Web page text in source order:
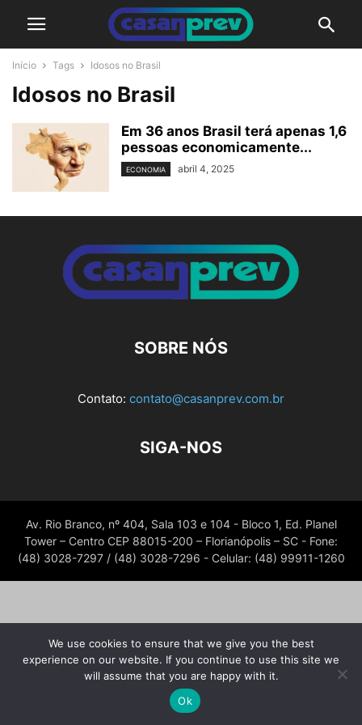
Início Tags Idosos no Brasil
Idosos no Brasil
Em 36 anos Brasil terá apenas 1,6
pessoas economicamente...
ECONOMIA abril 4, 2025
SOBRE NÓS
Contato: contato@casanprev.com.br
SIGA-NOS
Av. Rio Branco, nº 404, Sala 103 e 104 - Bloco 1, Ed. Planel
Tower – Centro CEP 88015-200 – Florianópolis – SC - Fone:
(48) 3028-7297 / (48) 3028-7296 - Celular: (48) 99911-1260
We use cookies to ensure that we give you the best
experience on our website. If you continue to use this site we
will assume that you are happy with it.
Ok